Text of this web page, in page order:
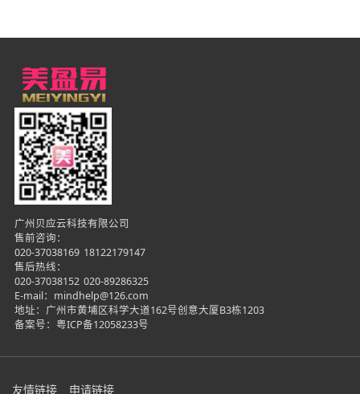
广州贝应云科技有限公司
售前咨询：
020-37038169 18122179147
售后热线：
020-37038152 020-89286325
E-mail：mindhelp@126.com
地址：广州市黄埔区科学大道162号创意大厦B3栋1203
备案号： 粤ICP备12058233号
友情链接 申请链接